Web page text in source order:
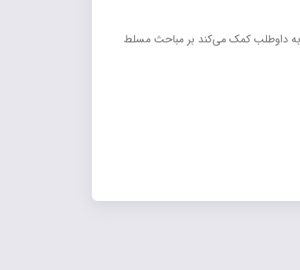
به داوطلب کمک می‌کند بر مباحث مسلط